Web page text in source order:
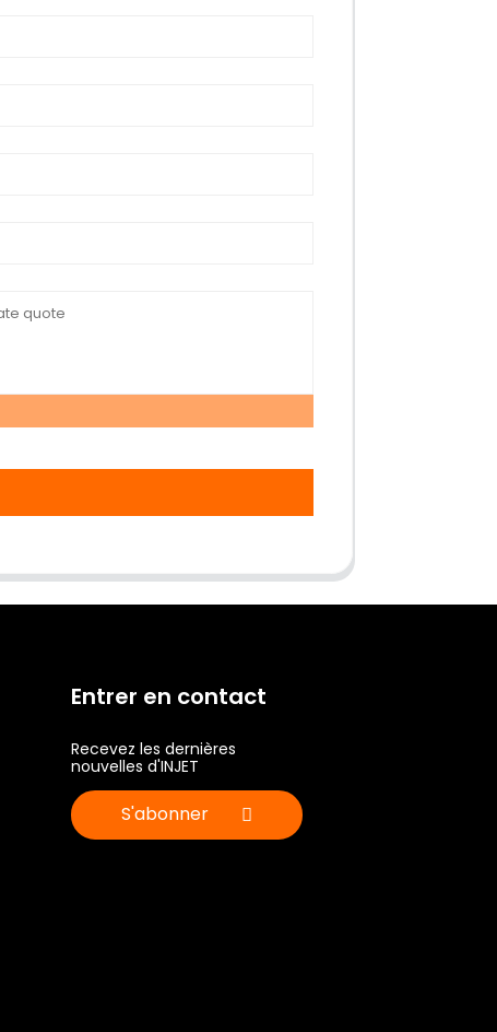
Entrer en contact
Recevez les dernières
nouvelles d'INJET
S'abonner